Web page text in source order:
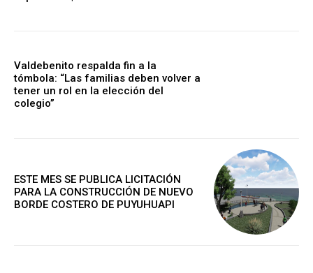
Valdebenito respalda fin a la
tómbola: “Las familias deben volver a
tener un rol en la elección del
colegio”
ESTE MES SE PUBLICA LICITACIÓN
PARA LA CONSTRUCCIÓN DE NUEVO
BORDE COSTERO DE PUYUHUAPI